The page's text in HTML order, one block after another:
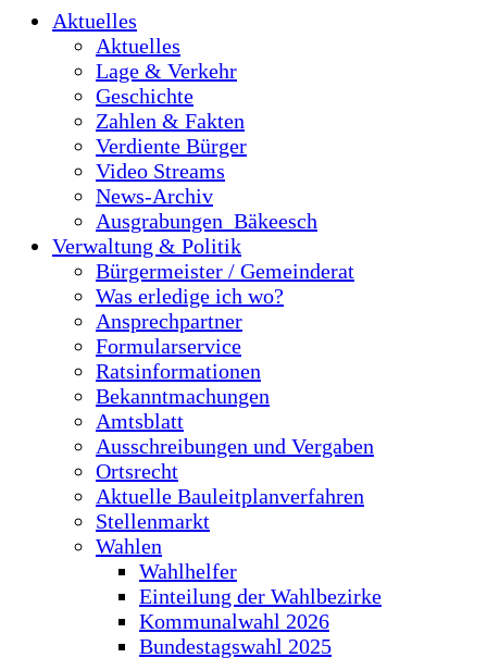
Aktuelles
Aktuelles
Lage & Verkehr
Geschichte
Zahlen & Fakten
Verdiente Bürger
Video Streams
News-Archiv
Ausgrabungen_Bäkeesch
Verwaltung & Politik
Bürgermeister / Gemeinderat
Was erledige ich wo?
Ansprechpartner
Formularservice
Ratsinformationen
Bekanntmachungen
Amtsblatt
Ausschreibungen und Vergaben
Ortsrecht
Aktuelle Bauleitplanverfahren
Stellenmarkt
Wahlen
Wahlhelfer
Einteilung der Wahlbezirke
Kommunalwahl 2026
Bundestagswahl 2025